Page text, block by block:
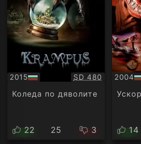
2015
БГ
аудио
Качество:
SD 480
Коледа по дяволите
22 25 3
2004
БГ
аудио
14